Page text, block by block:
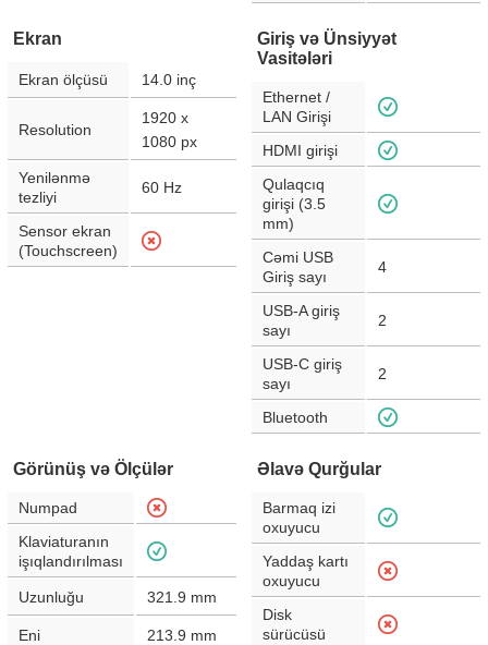
Ekran
Ekran ölçüsü 14.0 inç
Resolution
1920 x
1080 px
Yenilənmə
tezliyi
60 Hz
Sensor ekran
(Touchscreen)
Giriş və Ünsiyyət
Vasitələri
Ethernet /
LAN Girişi
HDMI girişi
Qulaqcıq
girişi (3.5
mm)
Cəmi USB
Giriş sayı
4
USB-A giriş
sayı
2
USB-C giriş
sayı
2
Bluetooth
Görünüş və Ölçülər
Numpad
Klaviaturanın
işıqlandırılması
Uzunluğu 321.9 mm
Eni 213.9 mm
Əlavə Qurğular
Barmaq izi
oxuyucu
Yaddaş kartı
oxuyucu
Disk
sürücüsü